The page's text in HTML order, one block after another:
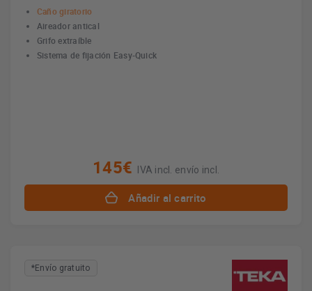
Caño giratorio
Aireador antical
Grifo extraíble
Sistema de fijación Easy-Quick
145€ IVA incl. envío incl.
Añadir al carrito
*Envío gratuito